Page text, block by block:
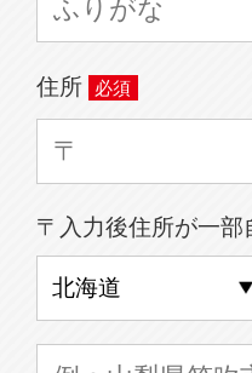
住所
〒入力後住所が一部